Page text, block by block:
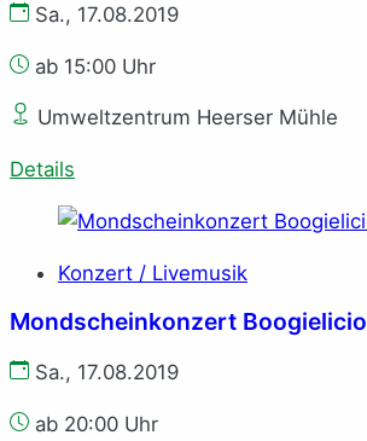
Sa., 17.08.2019
ab 15:00 Uhr
Umweltzentrum Heerser Mühle
Details
Konzert / Livemusik
Mondscheinkonzert
Sa., 17.08.2019
ab 20:00 Uhr